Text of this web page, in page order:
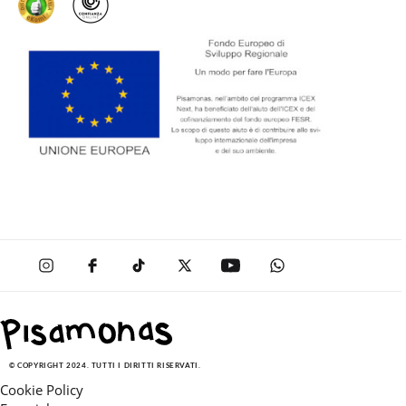
© COPYRIGHT 2024. TUTTI I DIRITTI RISERVATI.
Cookie Policy